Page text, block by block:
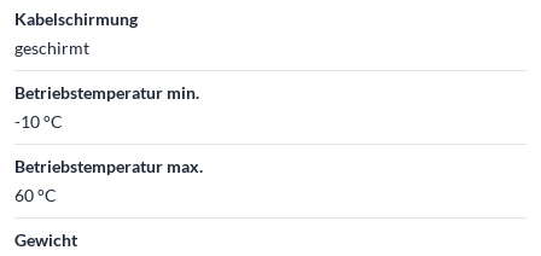
Kabelschirmung
geschirmt
Betriebstemperatur min.
-10 °C
Betriebstemperatur max.
60 °C
Gewicht